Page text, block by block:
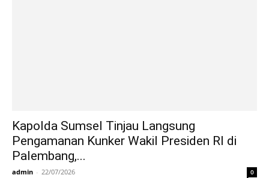
Kapolda Sumsel Tinjau Langsung
Pengamanan Kunker Wakil Presiden RI di
Palembang,...
admin - 22/07/2026 0